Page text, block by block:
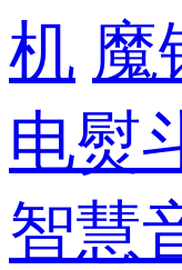
机 魔
电熨
智慧